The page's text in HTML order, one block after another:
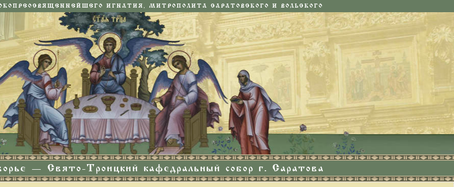
ИГНАТИЯ, МИТРОПОЛИТА САРАТОВСКОГО И ВОЛЬСКОГО
— Свято-Троицкий кафедральный собор г. Саратова